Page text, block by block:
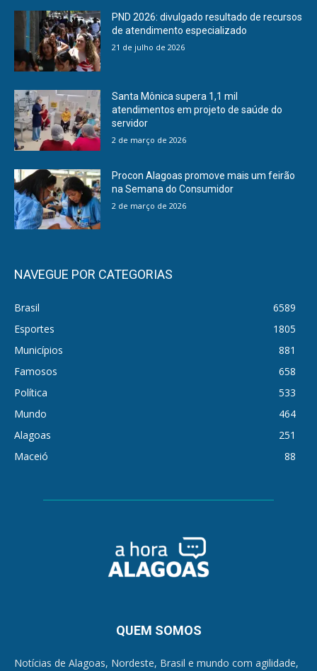
PND 2026: divulgado resultado de recursos
de atendimento especializado
21 de julho de 2026
Santa Mônica supera 1,1 mil
atendimentos em projeto de saúde do
servidor
2 de março de 2026
Procon Alagoas promove mais um feirão
na Semana do Consumidor
2 de março de 2026
NAVEGUE POR CATEGORIAS
Brasil
6589
Esportes
1805
Municípios
881
Famosos
658
Política
533
Mundo
464
Alagoas
251
Maceió
88
QUEM SOMOS
Notícias de Alagoas, Nordeste, Brasil e mundo com agilidade,